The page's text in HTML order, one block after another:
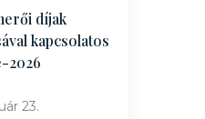
díjak
kapcsolatos
2026
23.